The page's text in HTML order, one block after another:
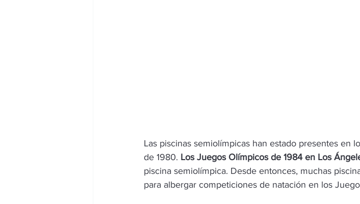
Las piscinas semiolímpicas han estado presentes en
de 1980. Los Juegos Olímpicos de 1984 en Los
piscina semiolímpica. Desde entonces, muchas
para albergar competiciones de natación en los